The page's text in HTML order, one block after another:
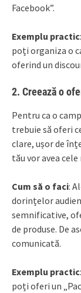
Facebook”.
Exemplu practic
poți organiza o
oferind un
2. Creează o
Pentru ca o
trebuie să oferi
clare, ușor de
tău vor avea cele
Cum să o faci:
dorințelor
semnificative,
de produse. De
comunicată.
Exemplu practic
poți oferi un